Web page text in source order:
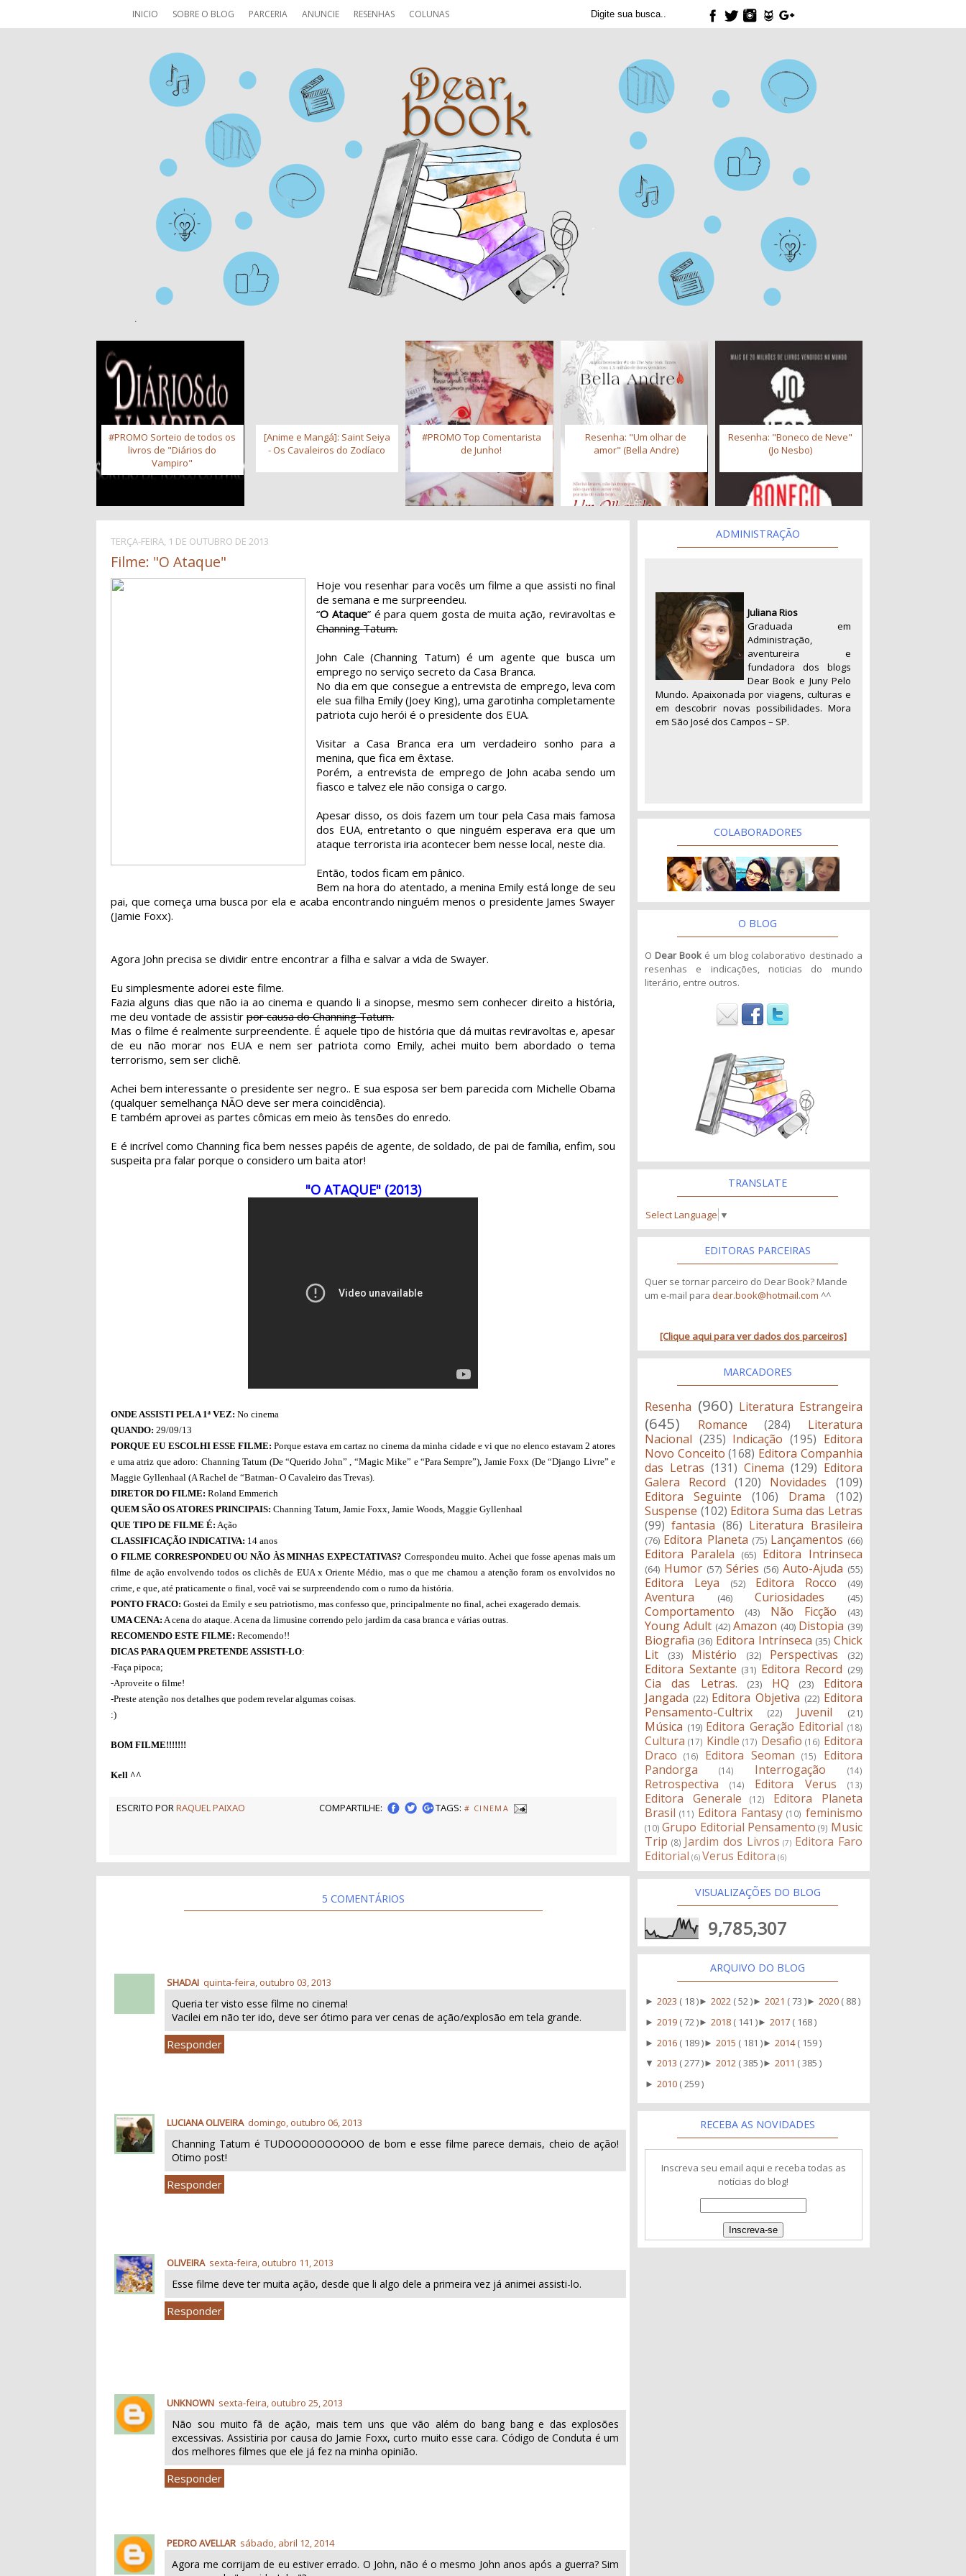
INICIO SOBRE O BLOG PARCERIA ANUNCIE RESENHAS COLUNAS
#PROMO Sorteio de todos os
livros de "Diários do
Vampiro"
[Anime e Mangá]: Saint Seiya
- Os Cavaleiros do Zodíaco
#PROMO Top Comentarista
de Junho!
Resenha: "Um olhar de
amor" (Bella Andre)
Resenha: "Boneco de Neve"
(Jo Nesbo)
TERÇA-FEIRA, 1 DE OUTUBRO DE 2013
Filme: "O Ataque"
Hoje vou resenhar para vocês um filme a que assisti no final
de semana e me surpreendeu.
“O Ataque” é para quem gosta de muita ação, reviravoltase
Channing Tatum.
John Cale (Channing Tatum) é um agente que busca um
emprego no serviço secreto da Casa Branca.
No dia em que consegue a entrevista de emprego, leva com
ele sua filha Emily (Joey King), uma garotinha completamente
patriota cujo herói é o presidente dos EUA.
Visitar a Casa Branca era um verdadeiro sonho para a
menina, que fica em êxtase.
Porém, a entrevista de emprego de John acaba sendo um
fiasco e talvez ele não consiga o cargo.
Apesar disso, os dois fazem um tour pela Casa mais famosa
dos EUA, entretanto o que ninguém esperava era que um
ataque terrorista iria acontecer bem nesse local, neste dia.
Então, todos ficam em pânico.
Bem na hora do atentado, a menina Emily está longe de seu
pai, que começa uma busca por ela e acaba encontrando ninguém menos o presidente James Swayer
(Jamie Foxx).
Agora John precisa se dividir entre encontrar a filha e salvar a vida de Swayer.
Eu simplesmente adorei este filme.
Fazia alguns dias que não ia ao cinema e quando li a sinopse, mesmo sem conhecer direito a história,
me deu vontade de assistirpor causa do Channing Tatum.
Mas o filme é realmente surpreendente. É aquele tipo de história que dá muitas reviravoltas e, apesar
de eu não morar nos EUA e nem ser patriota como Emily, achei muito bem abordado o tema
terrorismo, sem ser clichê.
Achei bem interessante o presidente ser negro.. E sua esposa ser bem parecida com Michelle Obama
(qualquer semelhança NÃO deve ser mera coincidência).
E também aprovei as partes cômicas em meio às tensões do enredo.
E é incrível como Channing fica bem nesses papéis de agente, de soldado, de pai de família, enfim, sou
suspeita pra falar porque o considero um baita ator!
"O ATAQUE" (2013)
ONDE ASSISTI PELA 1ª VEZ: No cinema
QUANDO: 29/09/13
PORQUE EU ESCOLHI ESSE FILME: Porque estava em cartaz no cinema da minha cidade e vi que no elenco estavam 2 atores
e uma atriz que adoro: Channing Tatum (De “Querido John” , “Magic Mike” e “Para Sempre”), Jamie Foxx (De “Django Livre” e
Maggie Gyllenhaal (A Rachel de “Batman- O Cavaleiro das Trevas).
DIRETOR DO FILME: Roland Emmerich
QUEM SÃO OS ATORES PRINCIPAIS: Channing Tatum, Jamie Foxx, Jamie Woods, Maggie Gyllenhaal
QUE TIPO DE FILME É: Ação
CLASSIFICAÇÃO INDICATIVA: 14 anos
O FILME CORRESPONDEU OU NÃO ÀS MINHAS EXPECTATIVAS? Correspondeu muito. Achei que fosse apenas mais um
filme de ação envolvendo todos os clichês de EUA x Oriente Médio, mas o que me chamou a atenção foram os envolvidos no
crime, e que, até praticamente o final, você vai se surpreendendo com o rumo da história.
PONTO FRACO: Gostei da Emily e seu patriotismo, mas confesso que, principalmente no final, achei exagerado demais.
UMA CENA: A cena do ataque. A cena da limusine correndo pelo jardim da casa branca e várias outras.
RECOMENDO ESTE FILME: Recomendo!!
DICAS PARA QUEM PRETENDE ASSISTI-LO:
-Faça pipoca;
-Aproveite o filme!
-Preste atenção nos detalhes que podem revelar algumas coisas.
:)
BOM FILME!!!!!!!
Kell ^^
ESCRITO PORRAQUEL PAIXAO COMPARTILHE: TAGS: # CINEMA
5 COMENTÁRIOS
SHADAI quinta-feira, outubro 03, 2013
Queria ter visto esse filme no cinema!
Vacilei em não ter ido, deve ser ótimo para ver cenas de ação/explosão em tela grande.
Responder
LUCIANA OLIVEIRA domingo, outubro 06, 2013
Channing Tatum é TUDOOOOOOOOOO de bom e esse filme parece demais, cheio de ação!
Otimo post!
Responder
OLIVEIRA sexta-feira, outubro 11, 2013
Esse filme deve ter muita ação, desde que li algo dele a primeira vez já animei assisti-lo.
Responder
UNKNOWN sexta-feira, outubro 25, 2013
Não sou muito fã de ação, mais tem uns que vão além do bang bang e das explosões
excessivas. Assistiria por causa do Jamie Foxx, curto muito esse cara. Código de Conduta é um
dos melhores filmes que ele já fez na minha opinião.
Responder
PEDRO AVELLAR sábado, abril 12, 2014
Agora me corrijam de eu estiver errado. O John, não é o mesmo John anos após a guerra? Sim
ADMINISTRAÇÃO
Juliana Rios
Graduada em
Administração,
aventureira e
fundadora dos blogs
Dear Book e Juny Pelo
Mundo. Apaixonada por viagens, culturas e
em descobrir novas possibilidades. Mora
em São José dos Campos – SP.
COLABORADORES
O BLOG
O Dear Book é um blog colaborativo destinado a
resenhas e indicações, noticias do mundo
literário, entre outros.
TRANSLATE
Select Language ▼
EDITORAS PARCEIRAS
Quer se tornar parceiro do Dear Book? Mande
um e-mail para dear.book@hotmail.com ^^
[Clique aqui para ver dados dos parceiros]
MARCADORES
Resenha (960) Literatura Estrangeira
(645) Romance (284)
Literatura
Nacional (235) Indicação (195) Editora
Novo Conceito (168) Editora Companhia
das Letras (131) Cinema (129) Editora
Galera Record
(120) Novidades
(109)
Editora Seguinte
(106) Drama
(102)
Suspense (102) Editora Suma das Letras
(99) fantasia (86) Literatura Brasileira
(76) Editora Planeta (75) Lançamentos (66)
Editora Paralela (65) Editora Intrinseca
(64) Humor (57) Séries (56) Auto-Ajuda (55)
Editora Leya (52) Editora Rocco (49)
Aventura (46) Curiosidades (45)
Comportamento (43) Não Ficção (43)
Young Adult (42) Amazon (40) Distopia (39)
Biografia (36) Editora Intrínseca (35) Chick
Lit
(33) Mistério (32) Perspectivas (32)
Editora Sextante (31) Editora Record (29)
Cia das Letras. (23) HQ (23)
Editora
Jangada (22) Editora Objetiva (22) Editora
Pensamento-Cultrix
(22) Juvenil (21)
Música (19) Editora Geração Editorial (18)
Cultura (17) Kindle (17) Desafio (16) Editora
Draco
(16) Editora Seoman (15)
Editora
Pandorga
(14) Interrogação (14)
Retrospectiva (14) Editora Verus (13)
Editora Generale (12)
Editora Planeta
Brasil (11) Editora Fantasy (10) feminismo
(10) Grupo Editorial Pensamento (9) Music
Trip (8) Jardim dos Livros (7) Editora Faro
Editorial (6) Verus Editora (6)
VISUALIZAÇÕES DO BLOG
9,785,307
ARQUIVO DO BLOG
►2023 ( 18 )►2022 ( 52 )►2021 ( 73 )►2020 ( 88 )
►2019 ( 72 )►2018 ( 141 )►2017 ( 168 )
►2016 ( 189 )►2015 ( 181 )►2014( 159 )
▼2013 ( 277 )►2012 ( 385 )►2011 ( 385 )
►2010 ( 259 )
RECEBA AS NOVIDADES
Inscreva seu email aqui e receba todas as
notícias do blog!